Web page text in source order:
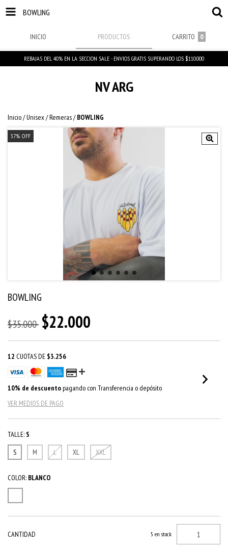
BOWLING
INICIO PRODUCTOS CARRITO 0
REBAJAS DEL 40% EN LA SECCION SALE - ENVIOS GRATIS SUPERANDO LOS $110.000
NV ARG
Inicio/Unisex/Remeras/ BOWLING
37% OFF
BOWLING
$35.000 $22.000
12 CUOTAS DE $3.256
10% de descuentopagando con Transferencia o depósito
VER MEDIOS DE PAGO
TALLE: S
S
M L XL XXL
COLOR: BLANCO
CANTIDAD 5 en stock